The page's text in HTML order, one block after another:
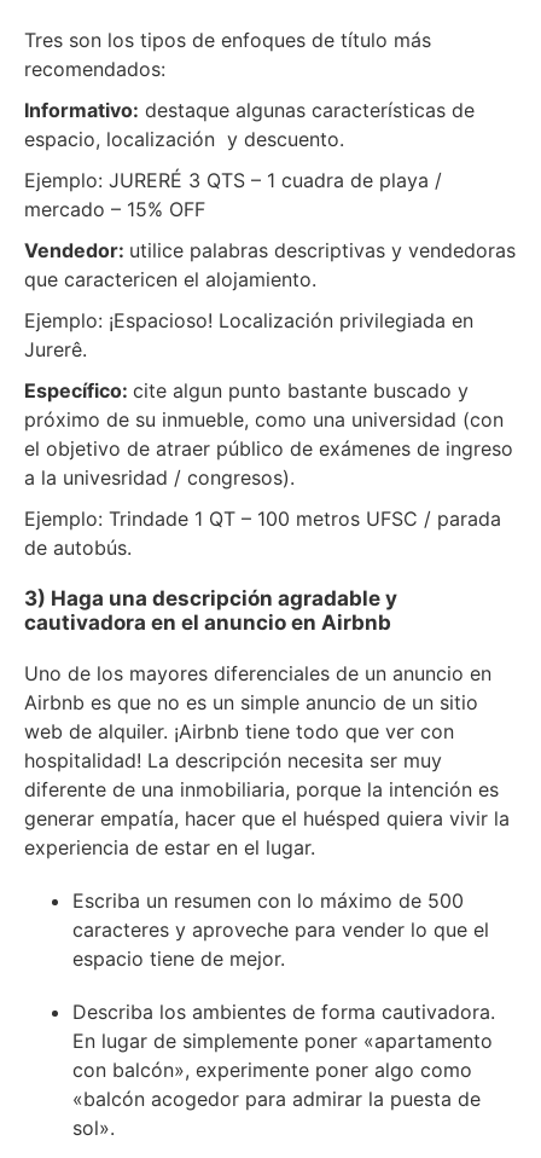
Tres son los tipos de enfoques de título más
recomendados:
Informativo: destaque algunas características de
espacio, localización y descuento.
Ejemplo: JURERÉ 3 QTS – 1 cuadra de playa /
mercado – 15% OFF
Vendedor: utilice palabras descriptivas y vendedoras
que caractericen el alojamiento.
Ejemplo: ¡Espacioso! Localización privilegiada en
Jurerê.
Específico: cite algun punto bastante buscado y
próximo de su inmueble, como una universidad (con
el objetivo de atraer público de exámenes de ingreso
a la univesridad / congresos).
Ejemplo: Trindade 1 QT – 100 metros UFSC / parada
de autobús.
3) Haga una descripción agradable y
cautivadora en el anuncio en Airbnb
Uno de los mayores diferenciales de un anuncio en
Airbnb es que no es un simple anuncio de un sitio
web de alquiler. ¡Airbnb tiene todo que ver con
hospitalidad! La descripción necesita ser muy
diferente de una inmobiliaria, porque la intención es
generar empatía, hacer que el huésped quiera vivir la
experiencia de estar en el lugar.
Escriba un resumen con lo máximo de 500
caracteres y aproveche para vender lo que el
espacio tiene de mejor.
Describa los ambientes de forma cautivadora.
En lugar de simplemente poner «apartamento
con balcón», experimente poner algo como
«balcón acogedor para admirar la puesta de
sol».